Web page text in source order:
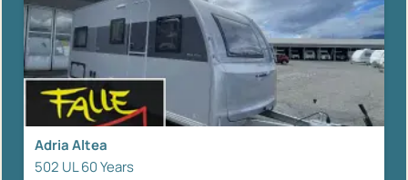
Adria Altea
502 UL 60 Years